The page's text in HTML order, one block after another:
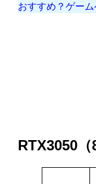
おすすめ？ゲー
RTX3050